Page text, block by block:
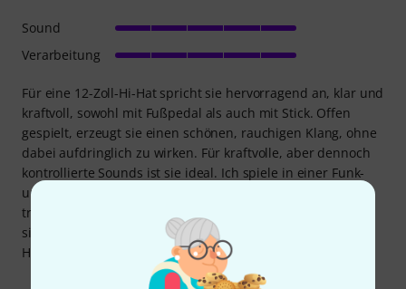
Für eine 12-Zoll-Hi-Hat spricht sie hervorragend an, klar und
kraftvoll, sowohl mit Fußpedal als auch mit Stick. Offen
gespielt, erzeugt sie einen schönen, rauchigen Klang, ohne
dabei aufdringlich zu wirken. Für kraftvolle, aber dennoch
kontrollierte Sounds ist sie ideal. Ich spiele in einer Funk-
und einer Pop-Rock-Band, und diese Hi-Hat mit ihrem
trockenen Klang (vermutlich aufgrund der Lackierung) hat
sich sofort perfekt in den Mix eingefügt. Sie ist meine
Haupt-Hi-Hat geworden.
Sound
Verarbeitung